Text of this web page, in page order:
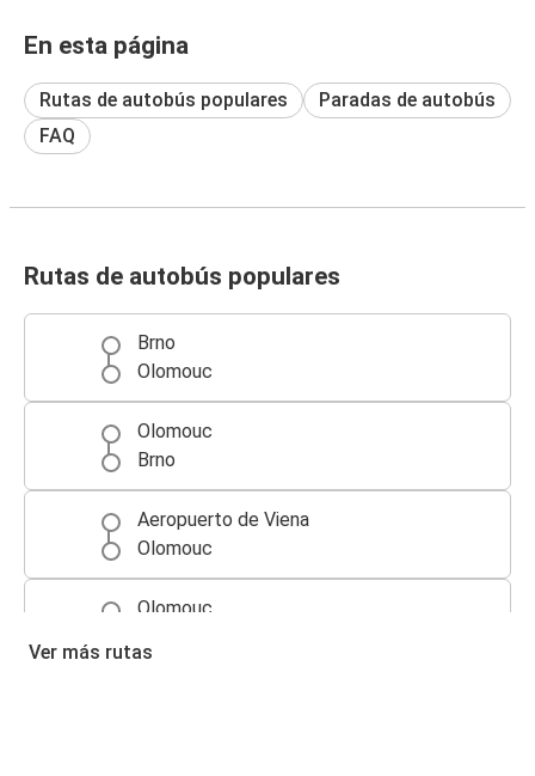
En esta página
Rutas de autobús populares
Paradas de autobús
FAQ
Rutas de autobús populares
Brno
Olomouc
Olomouc
Brno
Aeropuerto de Viena
Olomouc
Olomouc
Ver más rutas